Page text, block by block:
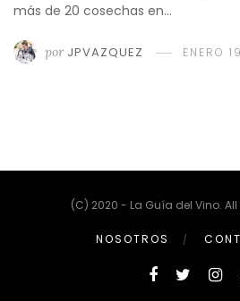
más de 20 cosechas en…
por JPVAZQUEZ ENERO
(C) 2020 - La Guía del Vino. All
NOSOTROS